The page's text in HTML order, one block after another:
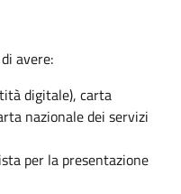
avere:
digitale), carta
nazionale dei servizi
per la presentazione